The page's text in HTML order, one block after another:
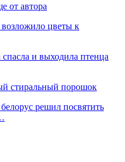
от автора
цветы к
и выходила птенца
стиральный порошок
решил посвятить